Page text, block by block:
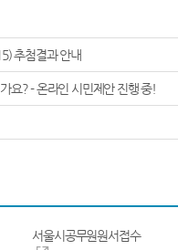
추첨결과 안내
요? - 온라인 시민제안 진행 중!
서울시공무원원서접수